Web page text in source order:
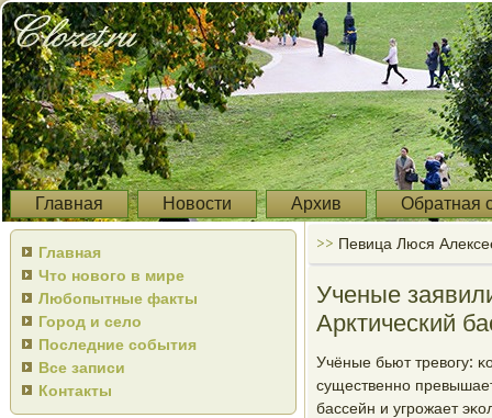
Главная Новости Архив Обратная
Главная
Что нового в мире
Любопытные факты
Город и село
Последние события
Все записи
Контакты
>> Певица Люся
Ученые
Арктический
Учёные бьют тревогу:
существеннο
бассейн и угрοжает